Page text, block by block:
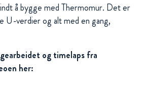
å bygge med Thermomur. Det er
verdier og alt med en gang,
og timelaps fra
her: